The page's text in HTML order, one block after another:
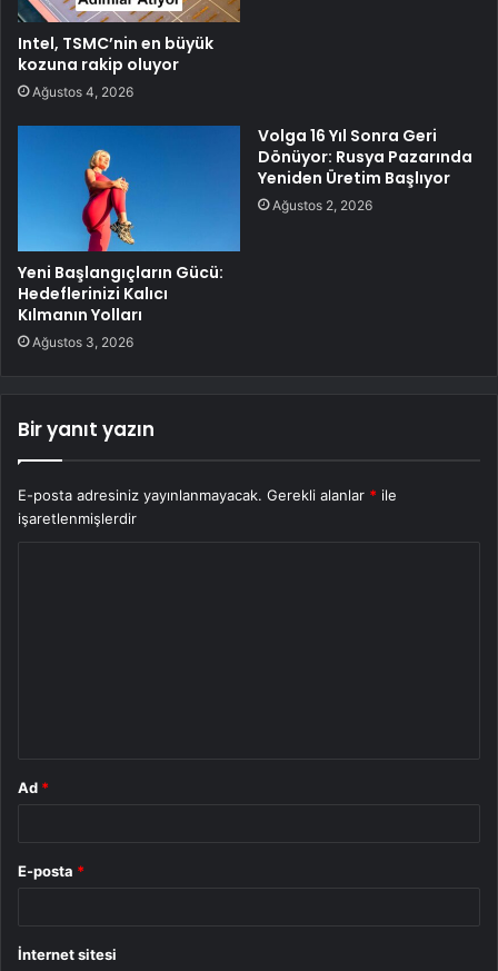
Intel, TSMC’nin en büyük
kozuna rakip oluyor
Ağustos 4, 2026
Yeni Başlangıçların Gücü:
Hedeflerinizi Kalıcı
Kılmanın Yolları
Ağustos 3, 2026
Volga 16 Yıl Sonra Geri
Dönüyor: Rusya Pazarında
Yeniden Üretim Başlıyor
Ağustos 2, 2026
Bir yanıt yazın
E-posta adresiniz yayınlanmayacak. Gerekli alanlar * ile
işaretlenmişlerdir
Ad *
E-posta *
İnternet sitesi